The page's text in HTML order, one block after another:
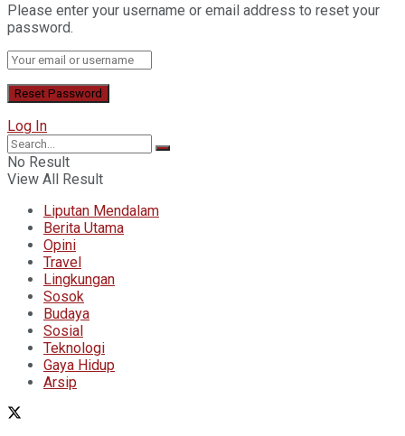
Please enter your username or email address to reset your
password.
Log In
No Result
View All Result
Liputan Mendalam
Berita Utama
Opini
Travel
Lingkungan
Sosok
Budaya
Sosial
Teknologi
Gaya Hidup
Arsip